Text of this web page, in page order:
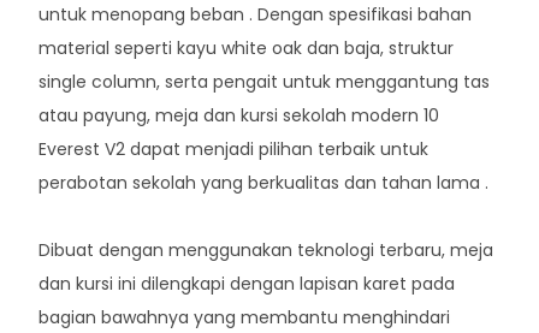
untuk menopang beban . Dengan spesifikasi bahan
material seperti kayu white oak dan baja, struktur
single column, serta pengait untuk menggantung tas
atau payung, meja dan kursi sekolah modern 10
Everest V2 dapat menjadi pilihan terbaik untuk
perabotan sekolah yang berkualitas dan tahan lama .
Dibuat dengan menggunakan teknologi terbaru, meja
dan kursi ini dilengkapi dengan lapisan karet pada
bagian bawahnya yang membantu menghindari